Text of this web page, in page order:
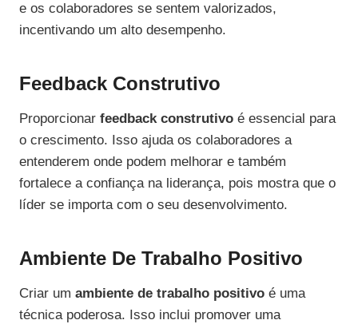
e os colaboradores se sentem valorizados,
incentivando um alto desempenho.
Feedback Construtivo
Proporcionar feedback construtivo é essencial para
o crescimento. Isso ajuda os colaboradores a
entenderem onde podem melhorar e também
fortalece a confiança na liderança, pois mostra que o
líder se importa com o seu desenvolvimento.
Ambiente De Trabalho Positivo
Criar um ambiente de trabalho positivo é uma
técnica poderosa. Isso inclui promover uma